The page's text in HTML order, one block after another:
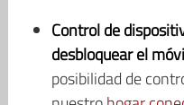
Control de
desbloquear el
posibilidad de